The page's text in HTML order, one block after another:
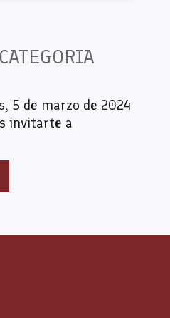
5 de marzo de 2024
invitarte a